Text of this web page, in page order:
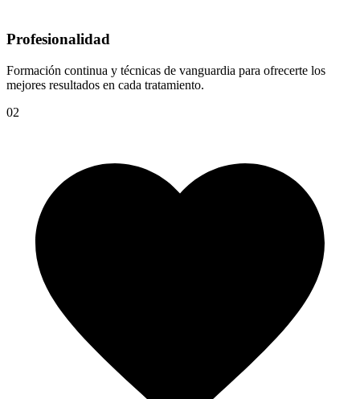
Profesionalidad
Formación continua y técnicas de vanguardia para ofrecerte los
mejores resultados en cada tratamiento.
02